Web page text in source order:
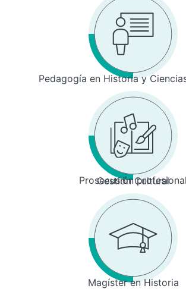
Pedagogía en Historia y
Prosecusión profesional
Gestión Cultural
Magíster en Historia